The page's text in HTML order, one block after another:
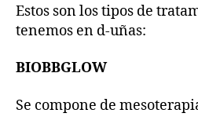
Estos son los tipos de
tenemos en d-uñas:
BIOBBGLOW
Se compone de